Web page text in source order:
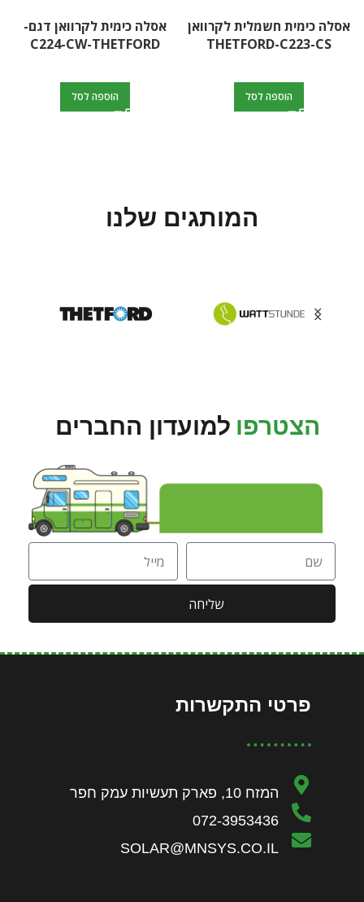
אסלה כימית חשמלית לקרוואן
THETFORD-C223-CS
הוספה לסל
אסלה כימית לקרוואן דגם-
C224-CW-THETFORD
הוספה לסל
המותגים שלנו
הצטרפו למועדון החברים
שליחה
פרטי התקשרות
המזח 10, פארק תעשיות עמק חפר
072-3953436
SOLAR@MNSYS.CO.IL